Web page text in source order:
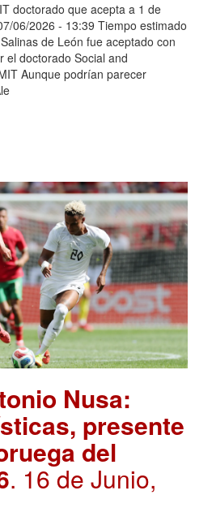
doctorado que acepta a 1 de
06/2026 - 13:39 Tiempo estimado
de León fue aceptado con
el doctorado Social and
Aunque podrían parecer
Nusa:
presente
del
. 16 de Junio,